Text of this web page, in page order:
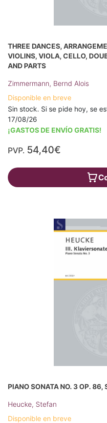
THREE DANCES,
VIOLINS, VIOLA, CELLO,
AND PARTS
Zimmermann, Bernd Alois
Disponible en breve
Sin stock. Si se pide hoy, se
17/08/26
¡GASTOS DE ENVÍO GRATIS!
PVP. 54,40€
PIANO SONATA NO. 3 OP. 86,
Heucke, Stefan
Disponible en breve